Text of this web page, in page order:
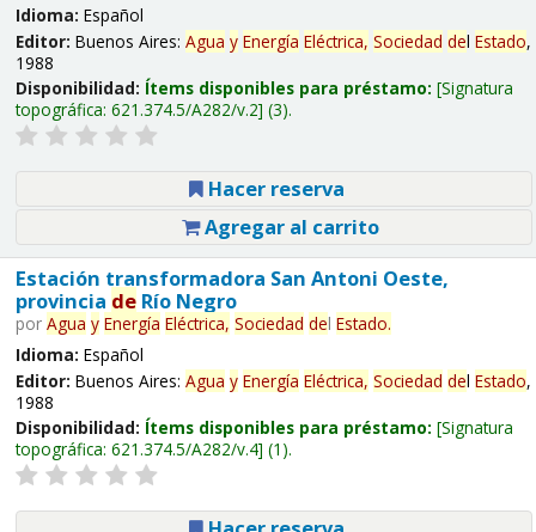
Idioma: Español
Editor: Buenos Aires: Agua y Energía Eléctrica, Sociedad del Estado,
1988
Disponibilidad: Ítems disponibles para préstamo: Signatura
topográfica: 621.374.5/A282/v.2 (3).
Hacer reserva
Agregar al carrito
Estación transformadora San Antoni Oeste,
provincia deRío Negro
por Agua y Energía Eléctrica, Sociedad del Estado.
Idioma: Español
Editor: Buenos Aires: Agua y Energía Eléctrica, Sociedad del Estado,
1988
Disponibilidad: Ítems disponibles para préstamo: Signatura
topográfica: 621.374.5/A282/v.4 (1).